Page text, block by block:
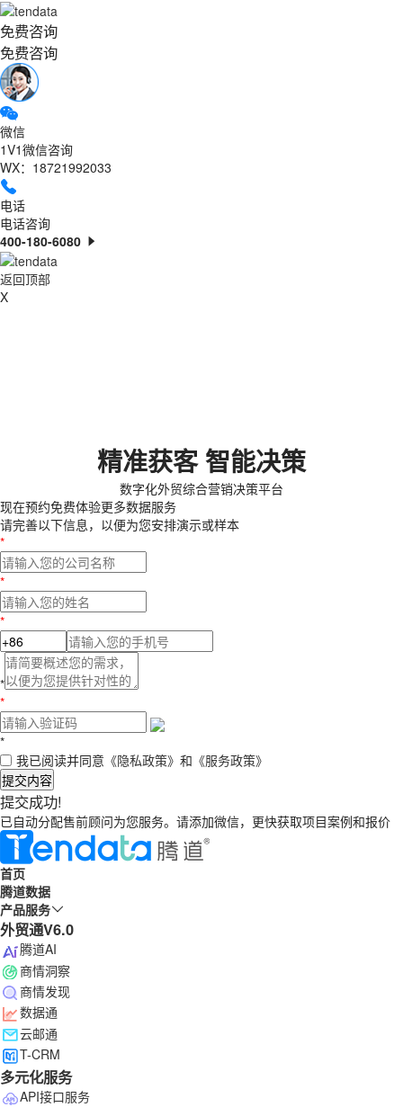
免费咨询
免费咨询
微信
1V1微信咨询
WX：18721992033
电话
电话咨询
400-180-6080
返回顶部
X
精准获客 智能决策
数字化外贸综合营销决策平台
现在预约免费体验更多数据服务
请完善以下信息，以便为您安排演示或样本
*
*
*
*
*
*
我已阅读并同意 《隐私政策》 和 《服务政策》
提交内容
提交成功!
已自动分配售前顾问为您服务。请添加微信，更快获取项目案例和报价
首页
腾道数据
产品服务
外贸通V6.0
腾道AI
商情洞察
商情发现
数据通
云邮通
T-CRM
多元化服务
API接口服务